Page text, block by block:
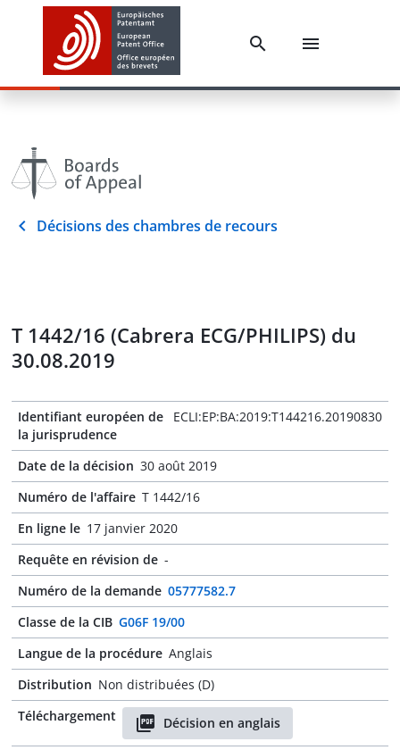
Décisions des chambres de recours
T 1442/16 (Cabrera ECG/PHILIPS) du
30.08.2019
Identifiant européen de
la jurisprudence
ECLI:EP:BA:2019:T144216.20190830
Date de la décision 30 août 2019
Numéro de l'affaire T 1442/16
En ligne le 17 janvier 2020
Requête en révision de -
Numéro de la demande 05777582.7
Classe de la CIB G06F 19/00
Langue de la procédure Anglais
Distribution Non distribuées (D)
Téléchargement
Décision en anglais